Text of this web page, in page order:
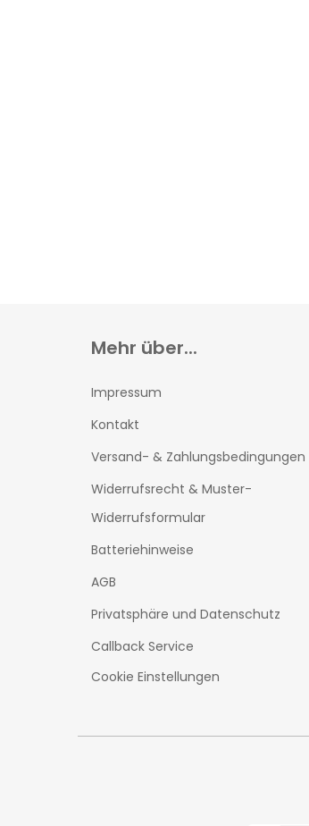
Mehr über...
Impressum
Kontakt
Versand- & Zahlungsbedingungen
Widerrufsrecht & Muster-
Widerrufsformular
Batteriehinweise
AGB
Privatsphäre und Datenschutz
Callback Service
Cookie Einstellungen